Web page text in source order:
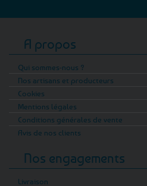
A propos
Qui sommes-nous ?
Nos artisans et producteurs
Cookies
Mentions légales
Conditions générales de vente
Avis de nos clients
Nos engagements
Livraison